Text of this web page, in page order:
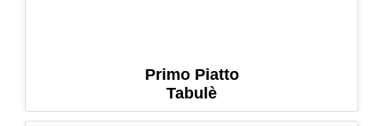
Primo Piatto
Tabulè